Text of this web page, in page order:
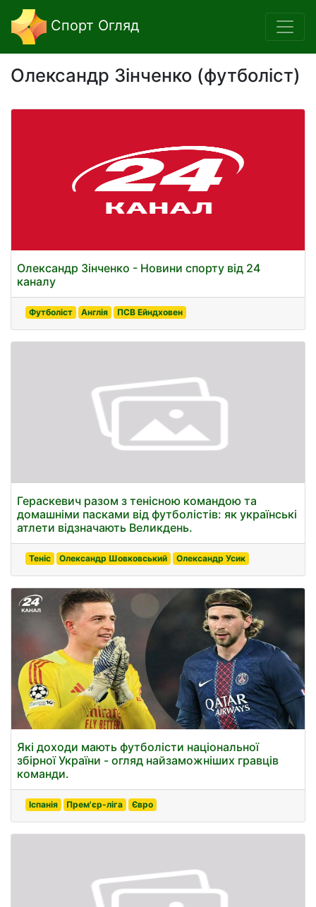
Спорт Огляд
Олександр Зінченко (футболіст)
Олександр Зінченко - Новини спорту від 24
каналу
Футболіст Англія ПСВ Ейндховен
Гераскевич разом з тенісною командою та
домашніми пасками від футболістів: як українські
атлети відзначають Великдень.
Теніс Олександр Шовковський Олександр Усик
Які доходи мають футболісти національної
збірної України - огляд найзаможніших гравців
команди.
Іспанія Прем'єр-ліга Євро